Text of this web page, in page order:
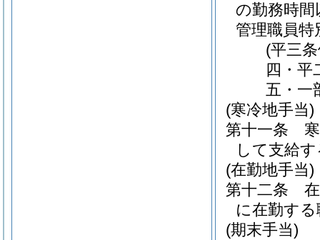
の勤務時
管理職員特
(平三
四・平
五・一
(寒冷地手当)
第十一条
して支給
(在勤地手当)
第十二条
に在勤す
(期末手当)